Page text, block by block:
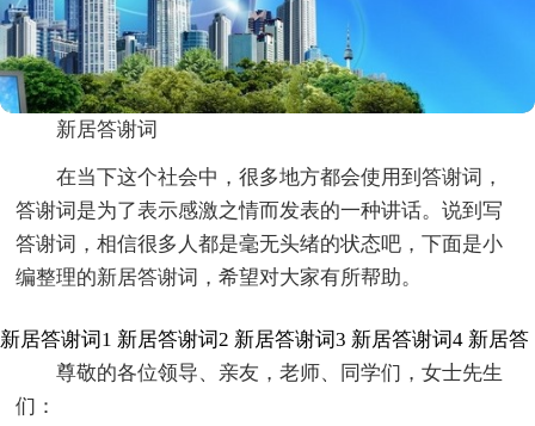
新居答谢词
在当下这个社会中，很多地方都会使用到答谢词，
答谢词是为了表示感激之情而发表的一种讲话。说到写
答谢词，相信很多人都是毫无头绪的状态吧，下面是小
编整理的新居答谢词，希望对大家有所帮助。
新居答谢词1
尊敬的各位领导、亲友，老师、同学们，女士先生
们：
新居答谢词2 新居答谢词3 新居答谢词4 新居答